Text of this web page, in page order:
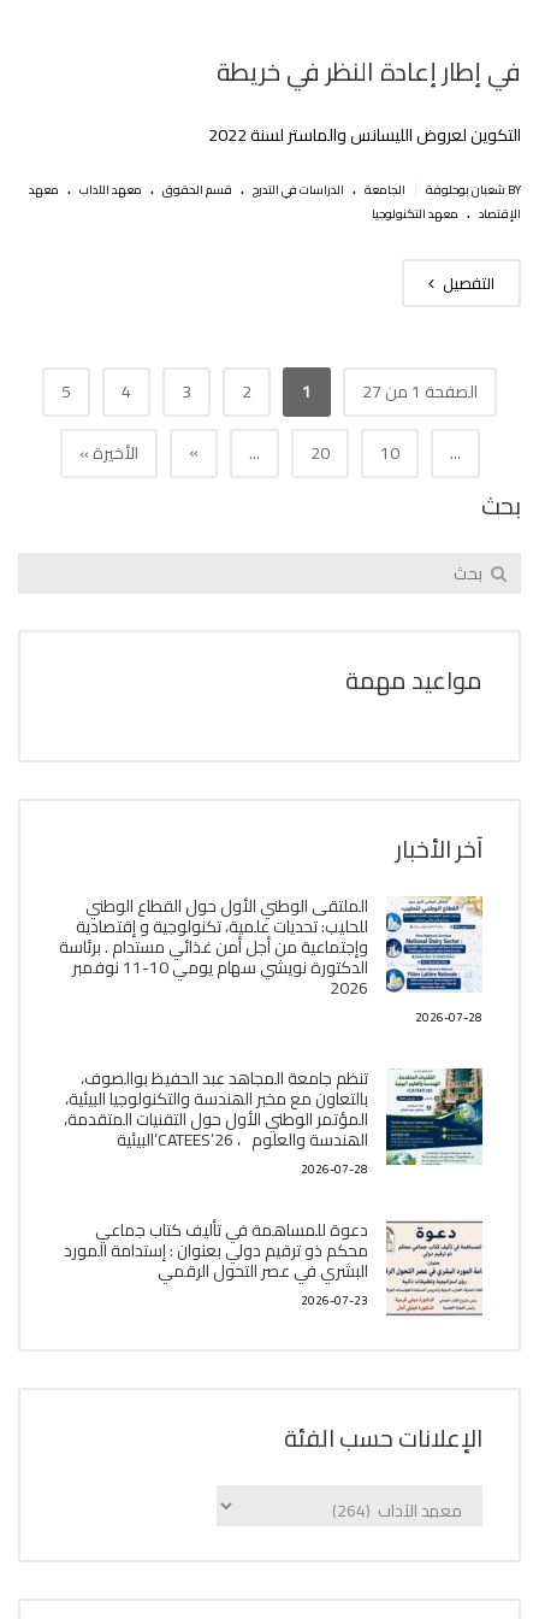
في إطار إعادة النظر في خريطة
التكوين لعروض الليسانس والماستر لسنة 2022
BY شعبان بوحلوفة الجامعة . الدراسات في التدرج . قسم الحقوق . معهد الآداب . معهد
الإقتصاد . معهد التكنولوجيا
التفصيل
الصفحة 1 من 27 1
2
3
4
5
...
10
20
...
» الأخيرة »
بحث
مواعيد مهمة
آخر الأخبار
الملتقى الوطني الأول حول القطاع الوطني
للحليب: تحديات علمية، تكنولوجية و إقتصادية
وإجتماعية من أجل أمن غذائي مستدام . برئاسة
الدكتورة نويشي سهام يومي 10-11 نوفمبر
2026
2026-07-28
تنظم جامعة المجاهد عبد الحفيظ بوالصوف،
بالتعاون مع مخبر الھندسة والتكنولوجيا البیئیة،
المؤتمر الوطني الأول حول التقنيات المتقدمة،
الھندسة والعلوم ، CATEES’26’البیئية
2026-07-28
دعوة للمساهمة في تأليف كتاب جماعي
محكم ذو ترقيم دولي بعنوان : إستدامة المورد
البشري في عصر التحول الرقمي
2026-07-23
الإعلانات حسب الفئة
الإعلانات